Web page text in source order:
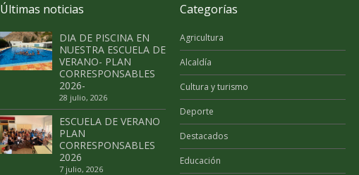
Últimas noticias
DIA DE PISCINA EN
NUESTRA ESCUELA DE
VERANO- PLAN
CORRESPONSABLES
2026-
28 julio, 2026
ESCUELA DE VERANO
PLAN
CORRESPONSABLES
2026
7 julio, 2026
Categorías
Agricultura
Alcaldía
Cultura y turismo
Deporte
Destacados
Educación